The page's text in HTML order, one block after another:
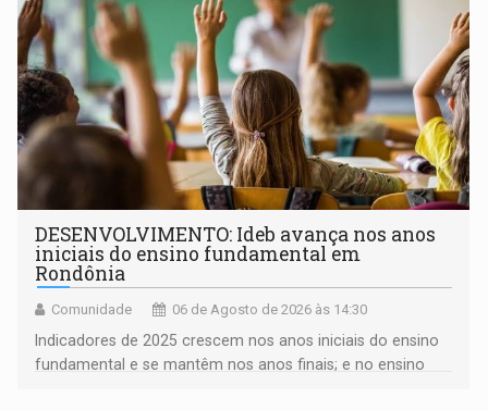
DESENVOLVIMENTO: Ideb avança nos anos
iniciais do ensino fundamental em
Rondônia
Comunidade 06 de Agosto de 2026 às 14:30
Indicadores de 2025 crescem nos anos iniciais do ensino
fundamental e se mantêm nos anos finais; e no ensino